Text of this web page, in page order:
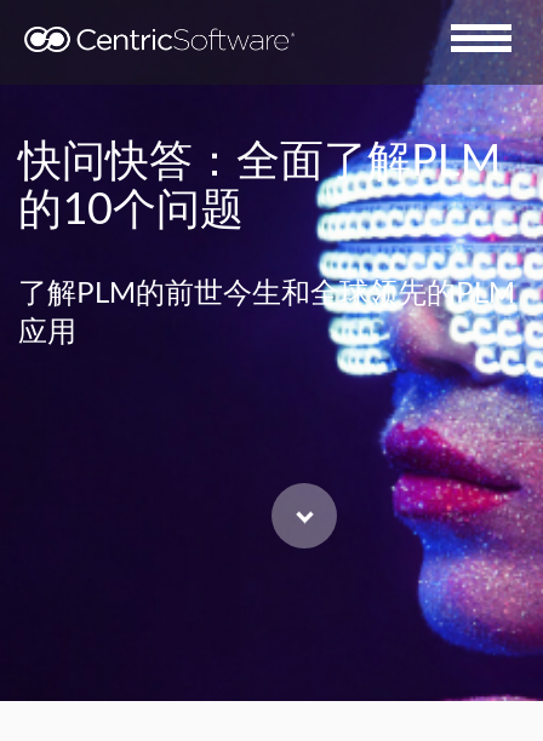
快问快答：全面了解PLM
的10个问题
了解PLM的前世今生和全球领先的PLM
应用